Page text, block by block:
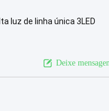
luz de linha única 3LED
Deixe